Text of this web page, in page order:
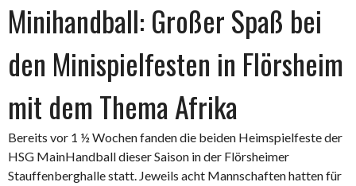
Minihandball: Großer Spaß bei
den Minispielfesten in Flörsheim
mit dem Thema Afrika
Bereits vor 1 ½ Wochen fanden die beiden Heimspielfeste der
HSG MainHandball dieser Saison in der Flörsheimer
Stauffenberghalle statt. Jeweils acht Mannschaften hatten für